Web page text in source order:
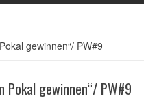
gewinnen“/ PW#9
Pokal gewinnen“/ PW#9